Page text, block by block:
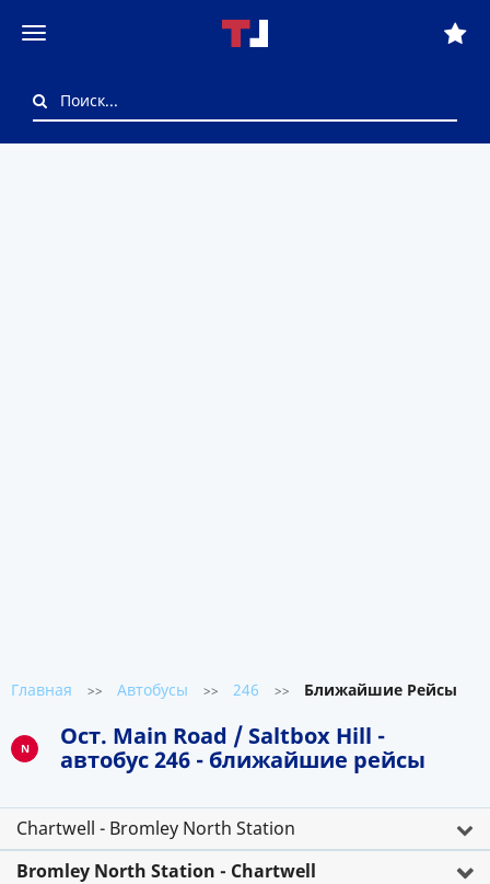
Главная >> Автобусы >> 246 >> Ближайшие Рейсы
N
Ост. Main Road / Saltbox Hill -
автобус 246 - ближайшие рейсы
Chartwell - Bromley North Station
Bromley North Station - Chartwell